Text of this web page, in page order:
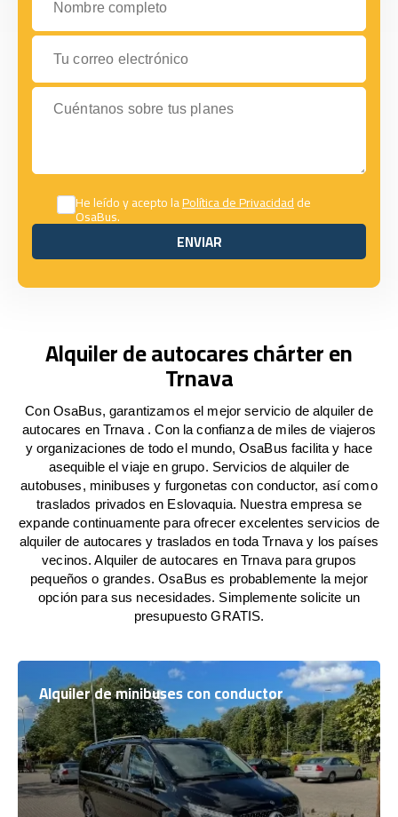
Tu correo electrónico
Cuéntanos sobre tus planes
He leído y acepto laPolítica de Privacidadde
OsaBus.
ENVIAR
ENVIAR
Alquiler de autocares chárter en
Trnava
Con OsaBus, garantizamos el mejor servicio de alquiler de
autocares en Trnava . Con la confianza de miles de viajeros
y organizaciones de todo el mundo, OsaBus facilita y hace
asequible el viaje en grupo. Servicios de alquiler de
autobuses, minibuses y furgonetas con conductor, así como
traslados privados en Eslovaquia. Nuestra empresa se
expande continuamente para ofrecer excelentes servicios de
alquiler de autocares y traslados en toda Trnava y los países
vecinos. Alquiler de autocares en Trnava para grupos
pequeños o grandes. OsaBus es probablemente la mejor
opción para sus necesidades. Simplemente solicite un
presupuesto GRATIS.
Alquiler de minibuses con conductor